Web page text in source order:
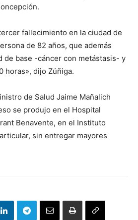
fallecimiento en la ciudad de
de 82 años, que además
de base -cáncer con metástasis- y
horas», dijo Zúñiga.
de Salud Jaime Mañalich
se produjo en el Hospital
Benavente, en el Instituto
sin entregar mayores